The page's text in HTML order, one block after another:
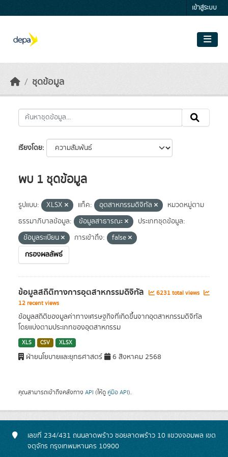
เข้าสู่ระบบ
ชุดข้อมูล
เรียงโดย
พบ 1 ชุดข้อมูล
รูปแบบ: XLSX แท็ค: อุตสาหกรรมดิจิทัล
หมวดหมู่ตาม
ธรรมาภิบาลข้อมูล:
ข้อมูลสาธารณะ
ประเภทชุดข้อมูล:
ข้อมูลระเบียน
การเข้าถึง:
false
กรองผลลัพธ์
ข้อมูลสถิติทางการอุตสาหกรรมดิจิทัล
6231 total views
12 recent views
ข้อมูลสถิติของมูลค่าทางเศรษฐกิจที่เกิดขึ้นจากอุตสาหกรรมดิจิทัล
โดยแบ่งตามประเภทของอุตสาหกรรม
XLS CSV XLSX
ฝ่ายนโยบายและยุทธศาสตร์ 6 สิงหาคม 2568
คุณสามารถเข้าถึงคลังทาง API (ให้ดู คู่มือ API).
เลขที่ 234/431 ถนนลาดพร้าว ซอยลาดพร้าว 10 แขวงจอมพล เขต
จตุจักร กรุงเทพมหานคร 10900